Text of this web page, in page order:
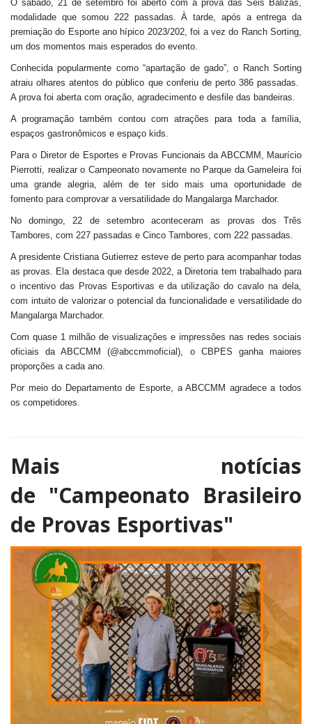
O sábado, 21 de setembro foi aberto com a prova das Seis Balizas,
modalidade que somou 222 passadas. À tarde, após a entrega da
premiação do Esporte ano hípico 2023/202, foi a vez do Ranch Sorting,
um dos momentos mais esperados do evento.
Conhecida popularmente como “apartação de gado”, o Ranch Sorting
atraiu olhares atentos do público que conferiu de perto 386 passadas.
A prova foi aberta com oração, agradecimento e desfile das bandeiras.
A programação também contou com atrações para toda a família,
espaços gastronômicos e espaço kids.
Para o Diretor de Esportes e Provas Funcionais da ABCCMM, Maurício
Pierrotti, realizar o Campeonato novamente no Parque da Gameleira foi
uma grande alegria, além de ter sido mais uma oportunidade de
fomento para comprovar a versatilidade do Mangalarga Marchador.
No domingo, 22 de setembro aconteceram as provas dos Três
Tambores, com 227 passadas e Cinco Tambores, com 222 passadas.
A presidente Cristiana Gutierrez esteve de perto para acompanhar todas
as provas. Ela destaca que desde 2022, a Diretoria tem trabalhado para
o incentivo das Provas Esportivas e da utilização do cavalo na dela,
com intuito de valorizar o potencial da funcionalidade e versatilidade do
Mangalarga Marchador.
Com quase 1 milhão de visualizações e impressões nas redes sociais
oficiais da ABCCMM (@abccmmoficial), o CBPES ganha maiores
proporções a cada ano.
Por meio do Departamento de Esporte, a ABCCMM agradece a todos
os competidores.
Mais notícias
de "Campeonato Brasileiro
de Provas Esportivas"